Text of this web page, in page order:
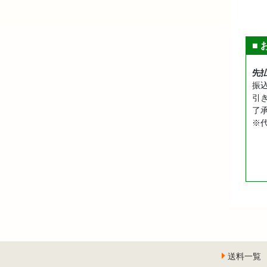
■
先
振
引
了
※
送料一覧